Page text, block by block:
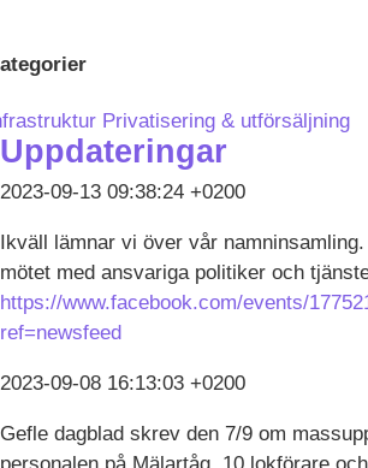
Privatisering & utförsäljning
Uppdateringar
2023-09-13 09:38:24 +0200
Ikväll lämnar vi över vår
mötet med ansvariga politiker och
https://www.facebook.com/events/
ref=newsfeed
2023-09-08 16:13:03 +0200
Gefle dagblad skrev den 7/9 om